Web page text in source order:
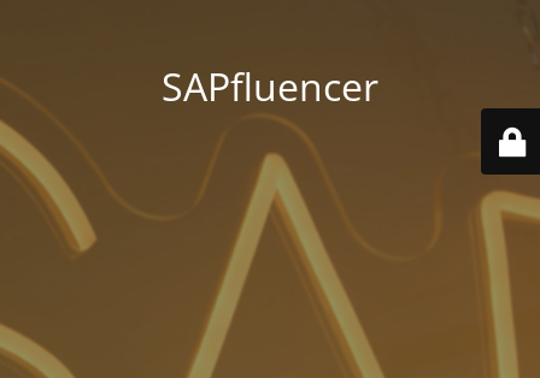
SAPfluencer